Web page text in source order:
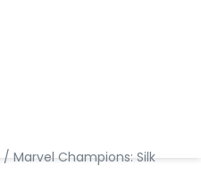
/ Marvel Champions: Silk